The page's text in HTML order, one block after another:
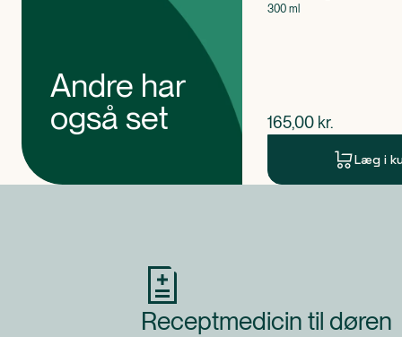
Andre har
også set
300 ml
$nuværende pris
165,00 kr.
Læg i
Receptmedicin til døren